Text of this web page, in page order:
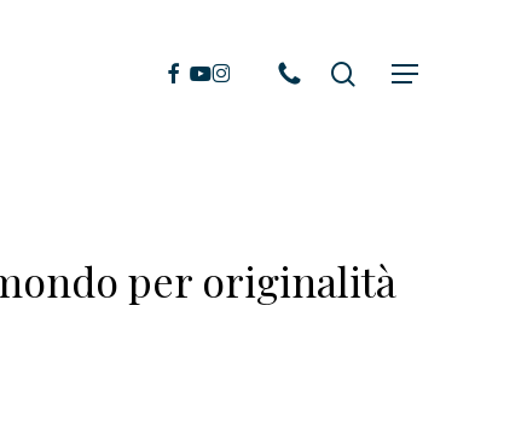
search
Menu
facebook
youtube
instagram
per originalità